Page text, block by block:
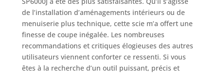
de l’installation d’aménagements intérieurs ou de
menuiserie plus technique, cette scie m’a offert une
finesse de coupe inégalée. Les nombreuses
recommandations et critiques élogieuses des autres
utilisateurs viennent conforter ce ressenti. Si vous
êtes à la recherche d’un outil puissant, précis et